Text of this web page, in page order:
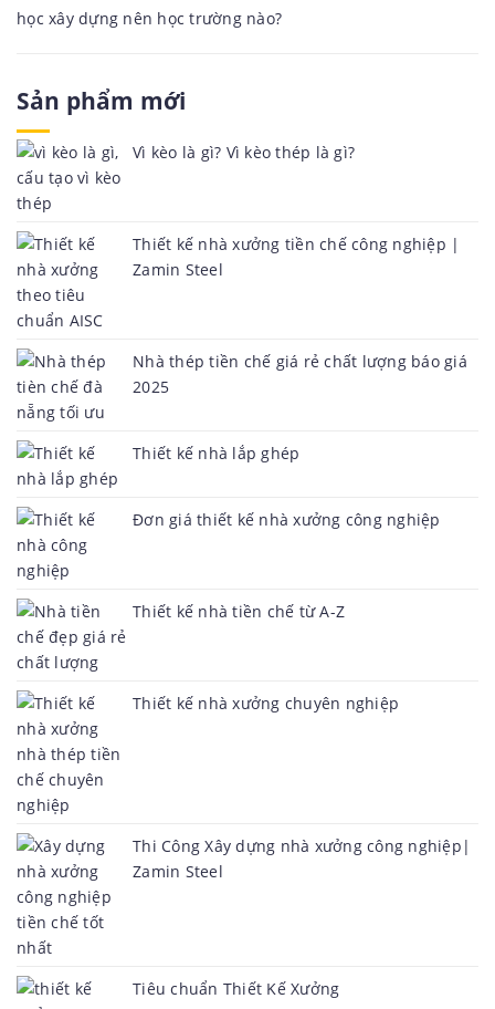
học xây dựng nên học trường nào?
Sản phẩm mới
Vì kèo là gì? Vì kèo thép là gì?
Thiết kế nhà xưởng tiền chế công nghiệp |
Zamin Steel
Nhà thép tiền chế giá rẻ chất lượng báo giá
2025
Thiết kế nhà lắp ghép
Đơn giá thiết kế nhà xưởng công nghiệp
Thiết kế nhà tiền chế từ A-Z
Thiết kế nhà xưởng chuyên nghiệp
Thi Công Xây dựng nhà xưởng công nghiệp|
Zamin Steel
Tiêu chuẩn Thiết Kế Xưởng